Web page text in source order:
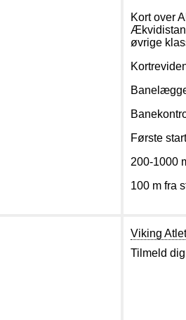
Kort over
øvrige
Første
200-1000
100 m fra
Viking
Tilmeld